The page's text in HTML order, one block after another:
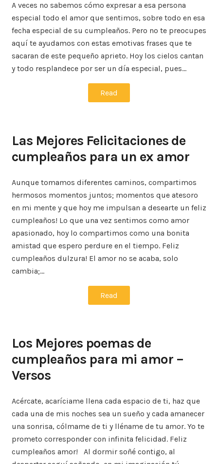
A veces no sabemos cómo expresar a esa persona
especial todo el amor que sentimos, sobre todo en esa
fecha especial de su cumpleaños. Pero no te preocupes
aquí te ayudamos con estas emotivas frases que te
sacaran de este pequeño aprieto. Hoy los cielos cantan
y todo resplandece por ser un día especial, pues…
Read
Las Mejores Felicitaciones de
cumpleaños para un ex amor
Aunque tomamos diferentes caminos, compartimos
hermosos momentos juntos; momentos que atesoro
en mi mente y que hoy me impulsan a desearte un feliz
cumpleaños! Lo que una vez sentimos como amor
apasionado, hoy lo compartimos como una bonita
amistad que espero perdure en el tiempo. Feliz
cumpleaños dulzura! El amor no se acaba, solo
cambia;…
Read
Los Mejores poemas de
cumpleaños para mi amor –
Versos
Acércate, acaríciame llena cada espacio de ti, haz que
cada una de mis noches sea un sueño y cada amanecer
una sonrisa, cólmame de ti y lléname de tu amor. Yo te
prometo corresponder con infinita felicidad. Feliz
cumpleaños amor! Al dormir soñé contigo, al